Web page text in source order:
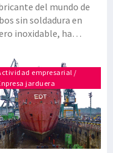
del mundo de
sin soldadura en
inoxidable, ha
de euros el
de emisiones de
registrado en el
Alternativo de
Fija (MARF), según
comunicado la
a la CNMV.
empresarial /
jarduera